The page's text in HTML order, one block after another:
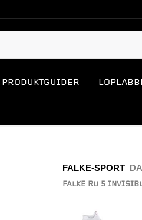
PRODUKTGUIDER
FALKE-SPORT
FALKE RU 5